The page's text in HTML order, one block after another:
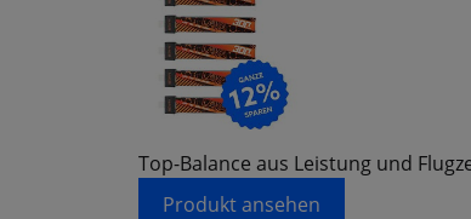
Top-Balance aus Leistung und
Produkt ansehen